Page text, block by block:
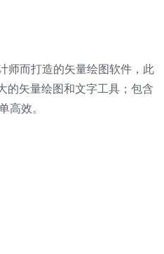
师而打造的矢量绘图软件，此
的矢量绘图和文字工具；包含
效。